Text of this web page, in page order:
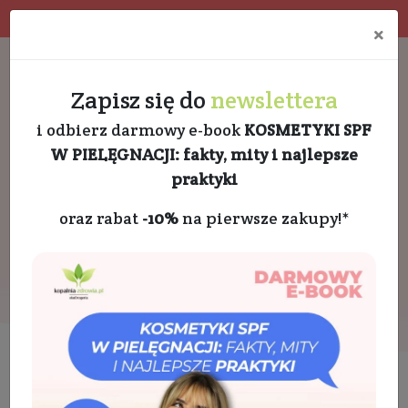
×
Zapisz się do newslettera
i odbierz darmowy e-book KOSMETYKI SPF
W PIELĘGNACJI: fakty, mity i najlepsze
praktyki
oraz rabat -10%na pierwsze zakupy!*